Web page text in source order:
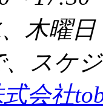
木曜
スケ
会社